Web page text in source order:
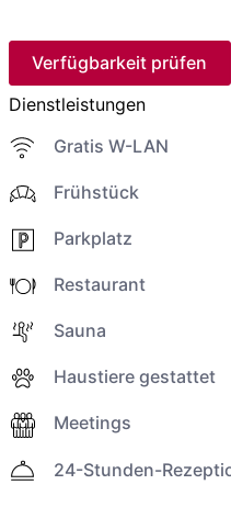
Verfügbarkeit prüfen
Dienstleistungen
Gratis W-LAN
Frühstück
Parkplatz
Restaurant
Sauna
Haustiere gestattet
Meetings
24-Stunden-